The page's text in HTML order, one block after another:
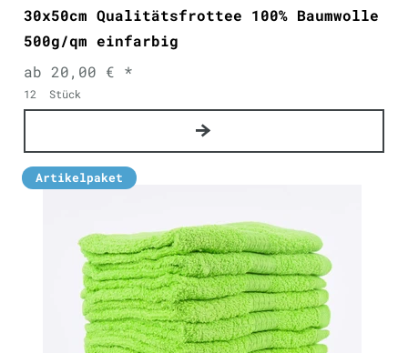
30x50cm Qualitätsfrottee 100% Baumwolle
500g/qm einfarbig
ab 20,00 € *
12 Stück
Artikelpaket